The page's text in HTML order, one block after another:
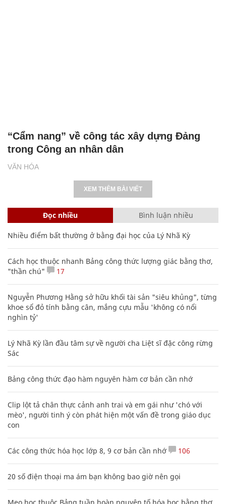
VĂN HÓA
“Cẩm nang” về công tác xây dựng Đảng
trong Công an nhân dân
XEM THÊM BÀI VIẾT
Đọc nhiều Bình luận nhiều
Nhiều điểm bất thường ở bằng đại học của Lý Nhã Kỳ
Cách học thuộc nhanh Bảng công thức lượng giác bằng thơ,
"thần chú"
17
Nguyễn Phương Hằng sở hữu khối tài sản "siêu khủng", từng
khoe sổ đỏ tính bằng cân, mắng cựu mẫu 'không có nổi
nghìn tỷ'
Lý Nhã Kỳ lần đầu tâm sự về người cha Liệt sĩ đặc công rừng
Sác
Bảng công thức đạo hàm nguyên hàm cơ bản cần nhớ
Clip lột tả chân thực cảnh anh trai và em gái như 'chó với
mèo', người tinh ý còn phát hiện một vấn đề trong giáo dục
con
Các công thức hóa học lớp 8, 9 cơ bản cần nhớ 106
20 số điện thoại ma ám bạn không bao giờ nên gọi
Mẹo học thuộc Bảng tuần hoàn nguyên tố hóa học bằng thơ,